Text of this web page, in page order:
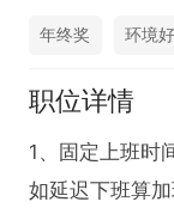
年终奖 环境好
职位详情
1、固定上班时
如延迟下班算加